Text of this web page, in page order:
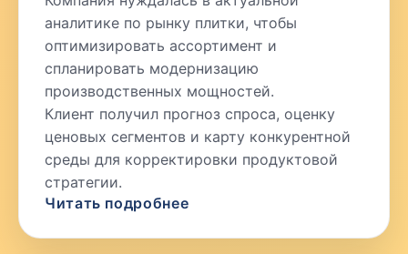
аналитике по рынку плитки, чтобы
оптимизировать ассортимент и
спланировать модернизацию
производственных мощностей.
Клиент получил прогноз спроса, оценку
ценовых сегментов и карту конкурентной
среды для корректировки продуктовой
стратегии.
Читать подробнее